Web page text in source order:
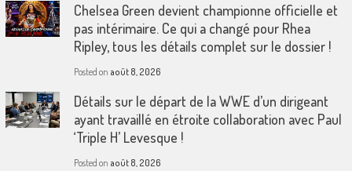
Chelsea Green devient championne officielle et
pas intérimaire. Ce qui a changé pour Rhea
Ripley, tous les détails complet sur le dossier !
Posted on août 8, 2026
Détails sur le départ de la WWE d’un dirigeant
ayant travaillé en étroite collaboration avec Paul
‘Triple H’ Levesque !
Posted on août 8, 2026